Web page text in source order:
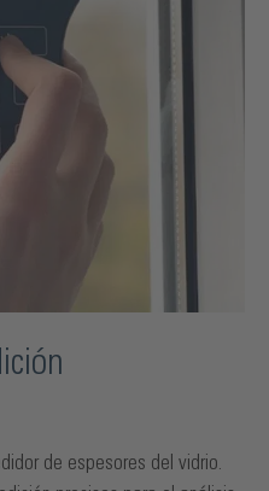
de espesores del vidrio.